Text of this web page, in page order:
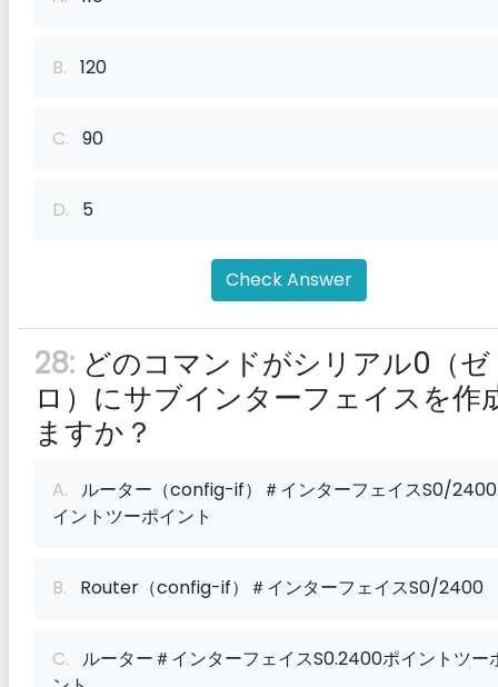
B. 120
C. 90
D. 5
Check Answer
28: どのコマンドがシリアル0（ゼ
ロ）にサブインターフェイスを作
ますか？
A. ルーター（config-if）＃インターフェイスS0/
イントツーポイント
B. Router（config-if）＃インターフェイスS0/2400
C. ルーター＃インターフェイスS0.2400ポイントツー